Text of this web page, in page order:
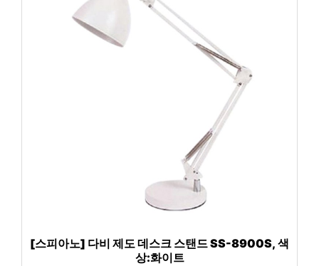
[스피아노] 다비 제도 데스크 스탠드 SS-8900S, 색
상:화이트